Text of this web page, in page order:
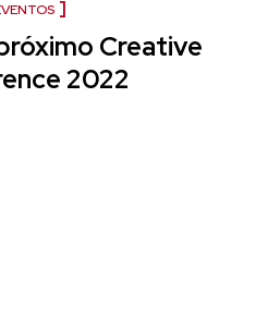
Creative
2022